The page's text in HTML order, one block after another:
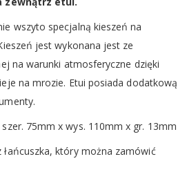
wszyto specjalną kieszeń na
jest wykonana jest ze
na warunki atmosferyczne dzięki
na mrozie. Etui posiada dodatkową
75mm x wys. 110mm x gr. 13mm
łańcuszka, który można zamówić